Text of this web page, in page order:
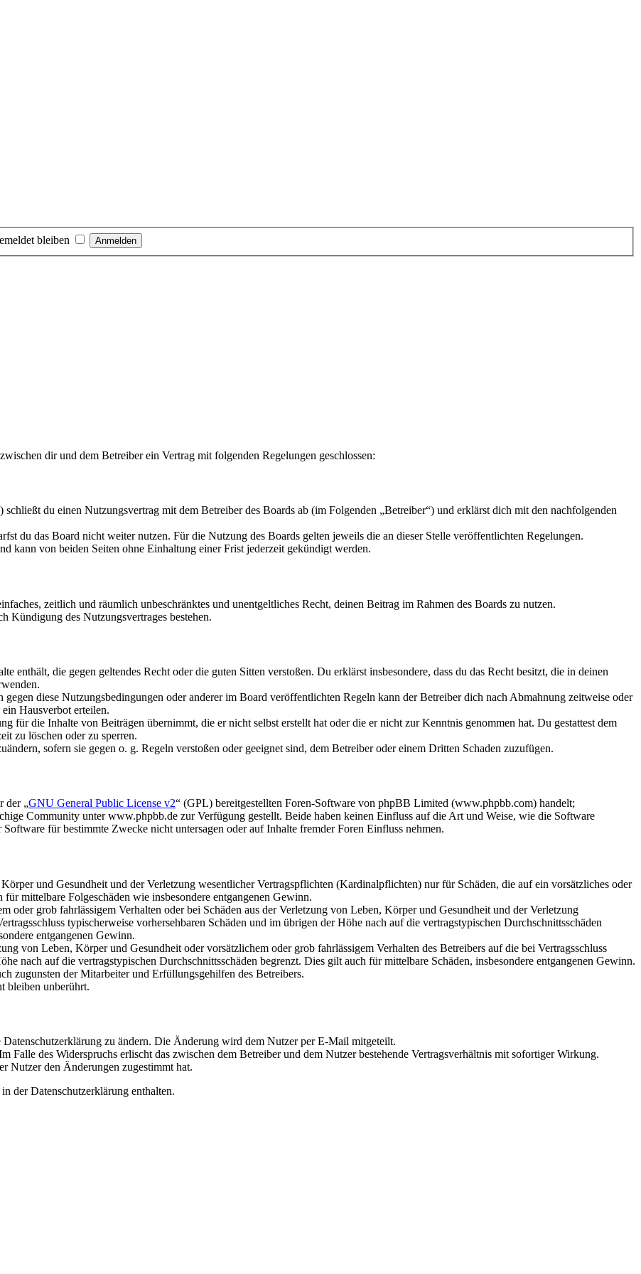
bleiben
dir und dem Betreiber ein Vertrag mit folgenden Regelungen geschlossen:
du einen Nutzungsvertrag mit dem Betreiber des Boards ab (im Folgenden „Betreiber“) und erklärst dich mit den nachfolgenden
du das Board nicht weiter nutzen. Für die Nutzung des Boards gelten jeweils die an dieser Stelle veröffentlichten Regelungen.
kann von beiden Seiten ohne Einhaltung einer Frist jederzeit gekündigt werden.
zeitlich und räumlich unbeschränktes und unentgeltliches Recht, deinen Beitrag im Rahmen des Boards zu nutzen.
Kündigung des Nutzungsvertrages bestehen.
enthält, die gegen geltendes Recht oder die guten Sitten verstoßen. Du erklärst insbesondere, dass du das Recht besitzt, die in deinen
diese Nutzungsbedingungen oder anderer im Board veröffentlichten Regeln kann der Betreiber dich nach Abmahnung zeitweise oder
Hausverbot erteilen.
für die Inhalte von Beiträgen übernimmt, die er nicht selbst erstellt hat oder die er nicht zur Kenntnis genommen hat. Du gestattest dem
zu löschen oder zu sperren.
sofern sie gegen o. g. Regeln verstoßen oder geeignet sind, dem Betreiber oder einem Dritten Schaden zuzufügen.
der „GNU General Public License v2“ (GPL) bereitgestellten Foren-Software von phpBB Limited (www.phpbb.com) handelt;
Community unter www.phpbb.de zur Verfügung gestellt. Beide haben keinen Einfluss auf die Art und Weise, wie die Software
für bestimmte Zwecke nicht untersagen oder auf Inhalte fremder Foren Einfluss nehmen.
und Gesundheit und der Verletzung wesentlicher Vertragspflichten (Kardinalpflichten) nur für Schäden, die auf ein vorsätzliches oder
mittelbare Folgeschäden wie insbesondere entgangenen Gewinn.
oder grob fahrlässigem Verhalten oder bei Schäden aus der Verletzung von Leben, Körper und Gesundheit und der Verletzung
typischerweise vorhersehbaren Schäden und im übrigen der Höhe nach auf die vertragstypischen Durchschnittsschäden
entgangenen Gewinn.
von Leben, Körper und Gesundheit oder vorsätzlichem oder grob fahrlässigem Verhalten des Betreibers auf die bei Vertragsschluss
nach auf die vertragstypischen Durchschnittsschäden begrenzt. Dies gilt auch für mittelbare Schäden, insbesondere entgangenen Gewinn.
zugunsten der Mitarbeiter und Erfüllungsgehilfen des Betreibers.
bleiben unberührt.
zu ändern. Die Änderung wird dem Nutzer per E-Mail mitgeteilt.
Falle des Widerspruchs erlischt das zwischen dem Betreiber und dem Nutzer bestehende Vertragsverhältnis mit sofortiger Wirkung.
Nutzer den Änderungen zugestimmt hat.
der Datenschutzerklärung enthalten.